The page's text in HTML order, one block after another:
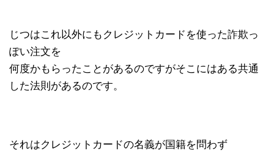
じつはこれ以外にもクレジットカードを使った詐欺っ
ぽい注文を
何度かもらったことがあるのですがそこにはある共通
した法則があるのです。
それはクレジットカードの名義が国籍を問わず